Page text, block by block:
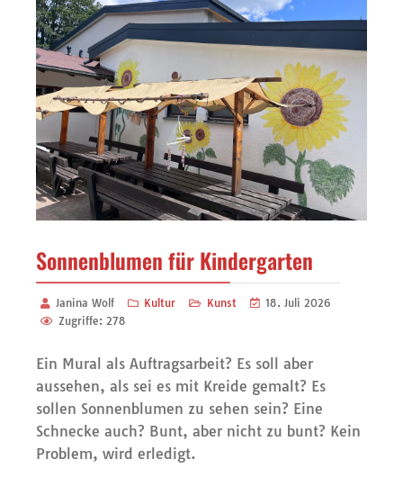
Sonnenblumen für Kindergarten
Janina Wolf Kultur Kunst
18. Juli 2026
Zugriffe: 278
Ein Mural als Auftragsarbeit? Es soll aber
aussehen, als sei es mit Kreide gemalt? Es
sollen Sonnenblumen zu sehen sein? Eine
Schnecke auch? Bunt, aber nicht zu bunt? Kein
Problem, wird erledigt.